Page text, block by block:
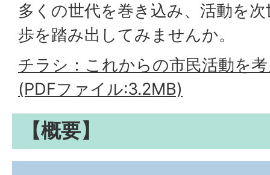
多くの世代を巻き込み、活動を
歩を踏み出してみませんか。
チラシ：これからの市民活動を
(PDFファイル:3.2MB)
【概要】